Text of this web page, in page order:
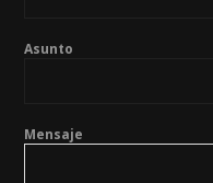
Asunto
Mensaje